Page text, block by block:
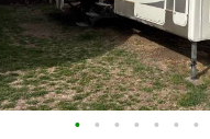
• • • • • • •